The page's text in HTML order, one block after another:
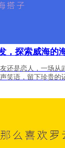
，探索威海的
还是恋人，一场从
笑语，留下珍贵的